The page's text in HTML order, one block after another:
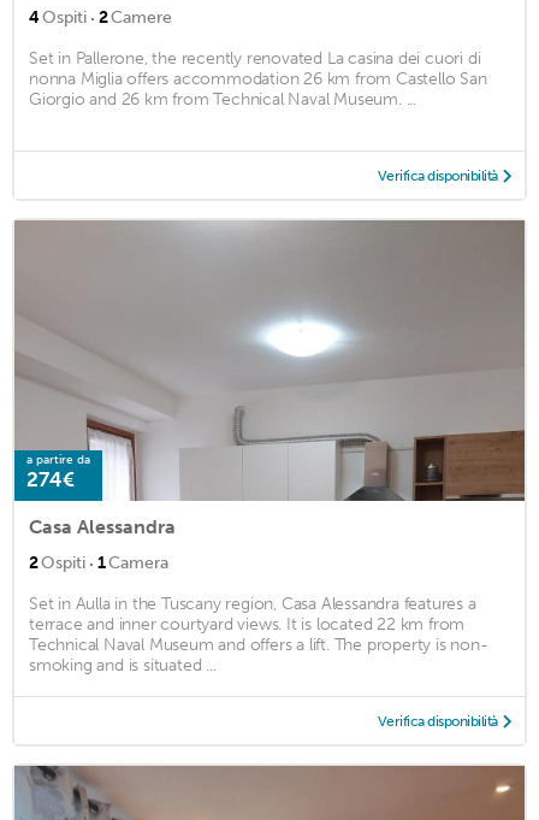
4Ospiti · 2Camere
Set in Pallerone, the recently renovated La casina dei cuori di
nonna Miglia offers accommodation 26 km from Castello San
Giorgio and 26 km from Technical Naval Museum. ...
Verifica disponibilità
a partire da
274€
Casa Alessandra
2Ospiti · 1Camera
Set in Aulla in the Tuscany region, Casa Alessandra features a
terrace and inner courtyard views. It is located 22 km from
Technical Naval Museum and offers a lift. The property is non-
smoking and is situated ...
Verifica disponibilità